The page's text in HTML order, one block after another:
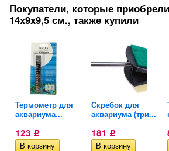
Покупатели, которые
14x9x9,5 см., также купили
Термометр для
аквариума...
123 Р
Скребок для
аквариума (три...
181 Р